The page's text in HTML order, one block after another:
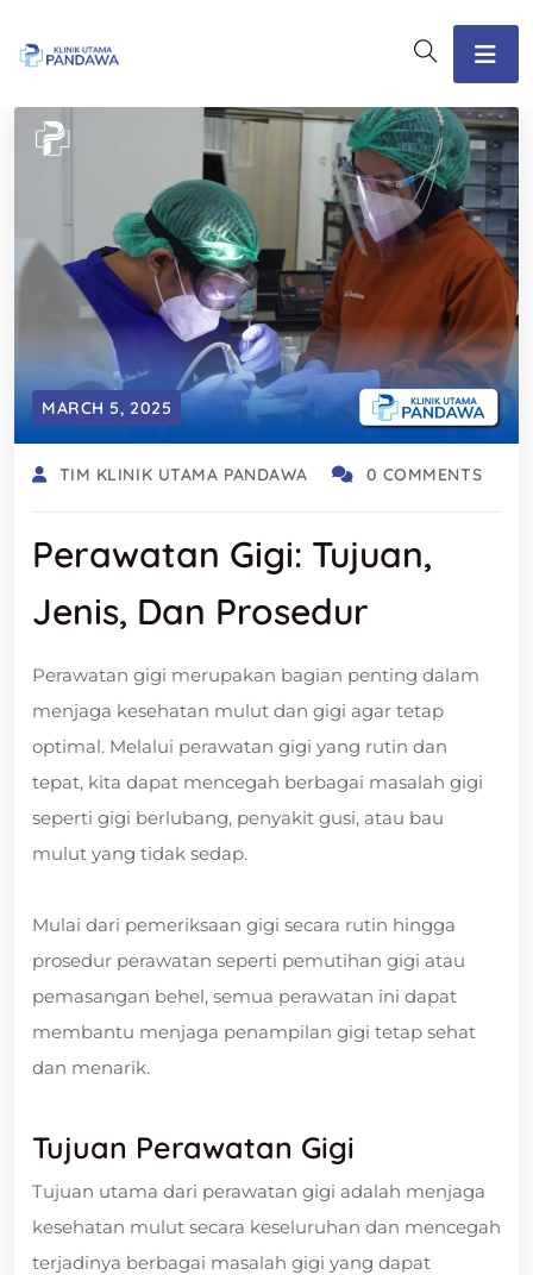
MARCH 5, 2025
TIM KLINIK UTAMA PANDAWA 0 COMMENTS
Perawatan Gigi: Tujuan,
Jenis, Dan Prosedur
Perawatan gigi merupakan bagian penting dalam
menjaga kesehatan mulut dan gigi agar tetap
optimal. Melalui perawatan gigi yang rutin dan
tepat, kita dapat mencegah berbagai masalah gigi
seperti gigi berlubang, penyakit gusi, atau bau
mulut yang tidak sedap.
Mulai dari pemeriksaan gigi secara rutin hingga
prosedur perawatan seperti pemutihan gigi atau
pemasangan behel, semua perawatan ini dapat
membantu menjaga penampilan gigi tetap sehat
dan menarik.
Tujuan Perawatan Gigi
Tujuan utama dari perawatan gigi adalah menjaga
kesehatan mulut secara keseluruhan dan mencegah
terjadinya berbagai masalah gigi yang dapat